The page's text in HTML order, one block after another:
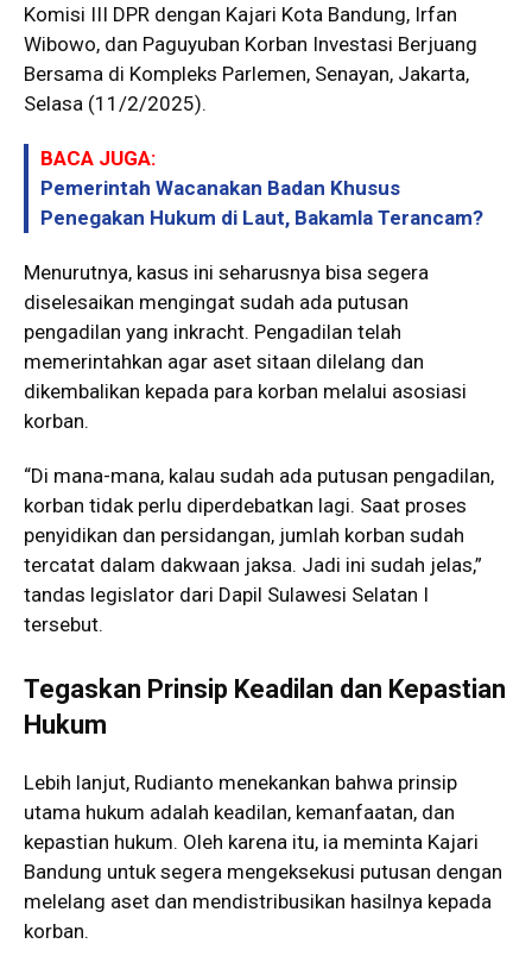
Komisi III DPR dengan Kajari Kota Bandung, Irfan
Wibowo, dan Paguyuban Korban Investasi Berjuang
Bersama di Kompleks Parlemen, Senayan, Jakarta,
Selasa (11/2/2025).
BACA JUGA:
Pemerintah Wacanakan Badan Khusus
Penegakan Hukum di Laut, Bakamla Terancam?
Menurutnya, kasus ini seharusnya bisa segera
diselesaikan mengingat sudah ada putusan
pengadilan yang inkracht. Pengadilan telah
memerintahkan agar aset sitaan dilelang dan
dikembalikan kepada para korban melalui asosiasi
korban.
“Di mana-mana, kalau sudah ada putusan pengadilan,
korban tidak perlu diperdebatkan lagi. Saat proses
penyidikan dan persidangan, jumlah korban sudah
tercatat dalam dakwaan jaksa. Jadi ini sudah jelas,”
tandas legislator dari Dapil Sulawesi Selatan I
tersebut.
Tegaskan Prinsip Keadilan dan Kepastian
Hukum
Lebih lanjut, Rudianto menekankan bahwa prinsip
utama hukum adalah keadilan, kemanfaatan, dan
kepastian hukum. Oleh karena itu, ia meminta Kajari
Bandung untuk segera mengeksekusi putusan dengan
melelang aset dan mendistribusikan hasilnya kepada
korban.